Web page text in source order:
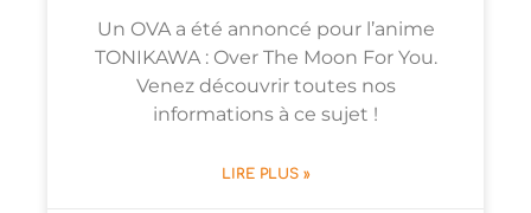
Un OVA a été annoncé pour l’anime
TONIKAWA : Over The Moon For You.
Venez découvrir toutes nos
informations à ce sujet !
LIRE PLUS »